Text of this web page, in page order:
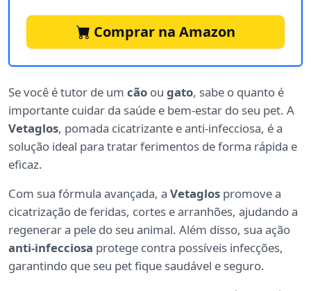
Comprar na Amazon
Se você é tutor de um cão ou gato, sabe o quanto é
importante cuidar da saúde e bem-estar do seu pet. A
Vetaglos, pomada cicatrizante e anti-infecciosa, é a
solução ideal para tratar ferimentos de forma rápida e
eficaz.
Com sua fórmula avançada, a Vetaglos promove a
cicatrização de feridas, cortes e arranhões, ajudando a
regenerar a pele do seu animal. Além disso, sua ação
anti-infecciosa protege contra possíveis infecções,
garantindo que seu pet fique saudável e seguro.